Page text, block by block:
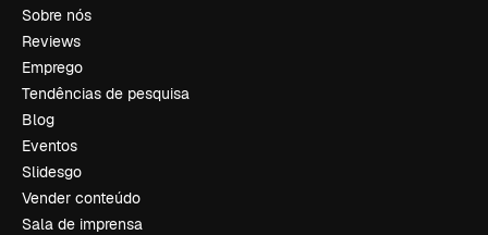
Sobre nós
Reviews
Emprego
Tendências de pesquisa
Blog
Eventos
Slidesgo
Vender conteúdo
Sala de imprensa